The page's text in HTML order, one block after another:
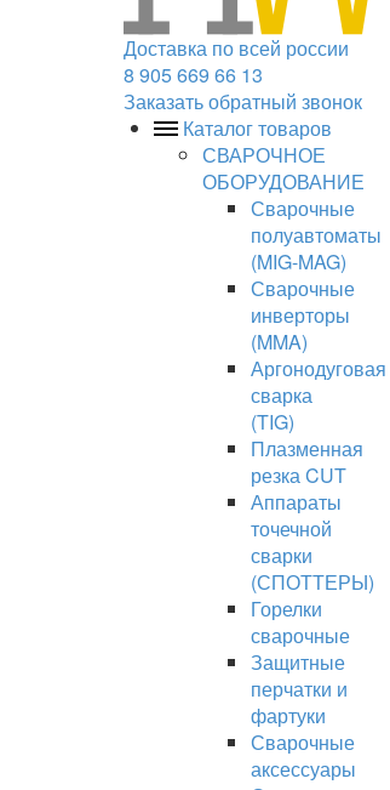
Доставка по всей россии
8 905 669 66 13
Заказать обратный звонок
Каталог товаров
СВАРОЧНОЕ
ОБОРУДОВАНИЕ
Сварочные
полуавтоматы
(MIG-MAG)
Сварочные
инверторы
(MMA)
Аргонодуговая
сварка
(TIG)
Плазменная
резка CUT
Аппараты
точечной
сварки
(СПОТТЕРЫ)
Горелки
сварочные
Защитные
перчатки и
фартуки
Сварочные
аксессуары